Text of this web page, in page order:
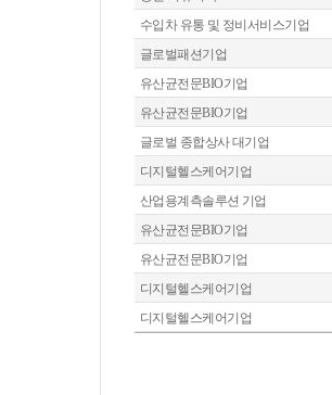
수입차 유통 및 정비서비스기업
글로벌패션기업
유산균전문BIO기업
유산균전문BIO기업
글로벌 종합상사 대기업
디지털헬스케어기업
산업용계측솔루션 기업
유산균전문BIO기업
유산균전문BIO기업
디지털헬스케어기업
디지털헬스케어기업